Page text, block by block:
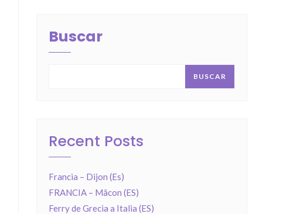
Buscar
BUSCAR
Recent Posts
Francia – Dijon (Es)
FRANCIA – Mâcon (ES)
Ferry de Grecia a Italia (ES)